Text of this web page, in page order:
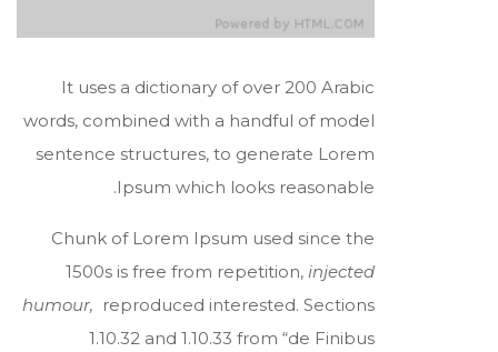
It uses a dictionary of over 200 Arabic
words, combined with a handful of model
sentence structures, to generate Lorem
Ipsum which looks reasonable.
Chunk of Lorem Ipsum used since the
1500s is free from repetition, injected
humour, reproduced interested. Sections
1.10.32 and 1.10.33 from “de Finibus